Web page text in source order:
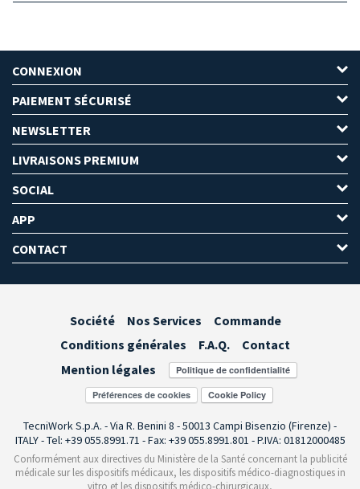
CONNEXION
PAIEMENT SÉCURISÉ
NEWSLETTER
LIVRAISONS PREMIUM
SOCIAL
APP
CONTACT
Société Nos Services
Commande
Conditions générales
F.A.Q.
Contact
Mention légales
Préférences de cookies
TecniWork S.p.A. - Via R. Benini 8 - 50013 Campi Bisenzio (Firenze) -
ITALY - Tel: +39 055.8991.71 - Fax: +39 055.8991.801 - P.IVA: 01812000485
Conformément aux directives du Ministère de la Santé concernant la publicité
médicale sur les dispositifs médicaux, les dispositifs médico-diagnostiques in
vitro et les dispositifs médico-chirurgicaux,